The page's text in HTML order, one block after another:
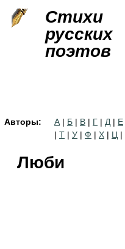
Стихи
русских
поэтов
Авторы: А | Б | В | Г | Д | Е
| Т | У | Ф | Х | Ц |
Люби